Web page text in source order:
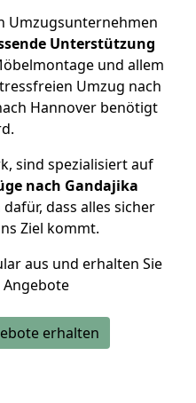
Umzugsunternehmen
Unterstützung
und allem
Umzug nach
Hannover benötigt
sind spezialisiert auf
nach Gandajika
dass alles sicher
Ziel kommt.
aus und erhalten Sie
erhalten